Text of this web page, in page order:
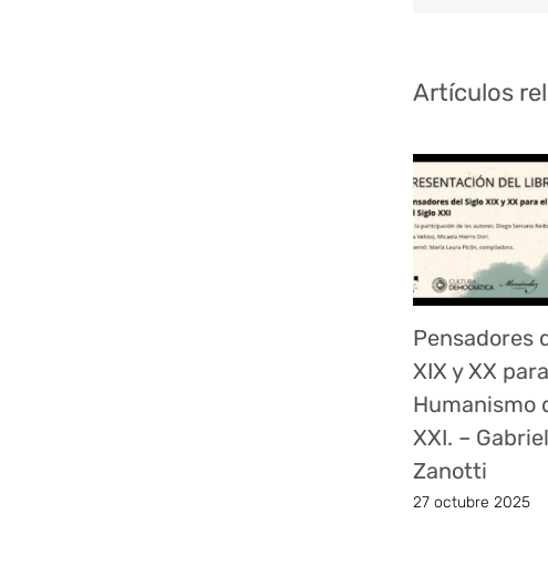
Artículos
Pensadores
XIX y XX
Humanismo
XXI. – Gabriel
Zanotti
27 octubre 2025